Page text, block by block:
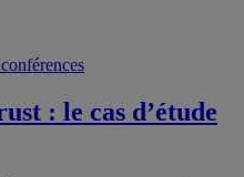
: le cas d’étude